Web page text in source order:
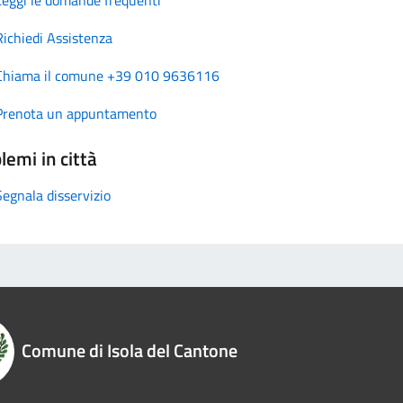
Assistenza
il comune +39 010 9636116
un appuntamento
in città
disservizio
Comune di Isola del Cantone